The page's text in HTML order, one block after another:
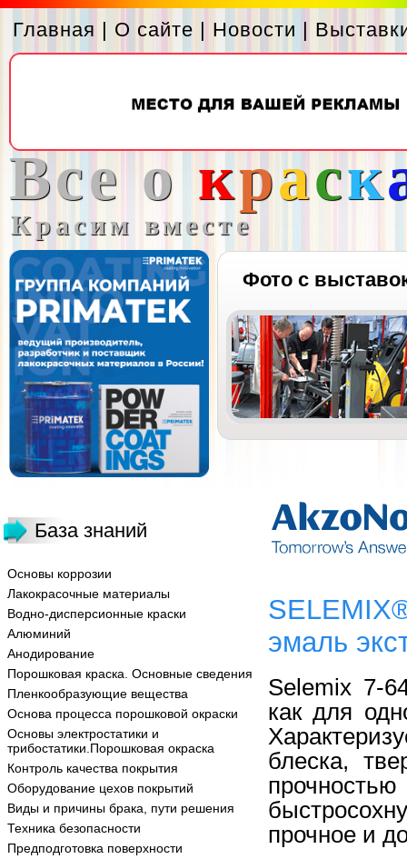
Главная | О сайте | Новости |
Все о краск
Красим вместе
Фото с
База знаний
Основы коррозии
Лакокрасочные материалы
Водно-дисперсионные краски
Алюминий
Анодирование
Порошковая краска. Основные сведения
Пленкообразующие вещества
Основа процесса порошковой окраски
Основы электростатики и
трибостатики.Порошковая окраска
Контроль качества покрытия
Оборудование цехов покрытий
Виды и причины брака, пути решения
Техника безопасности
Предподготовка поверхности
эмаль
Selemix 7-6
как для
блеска,
прочностью
прочное и